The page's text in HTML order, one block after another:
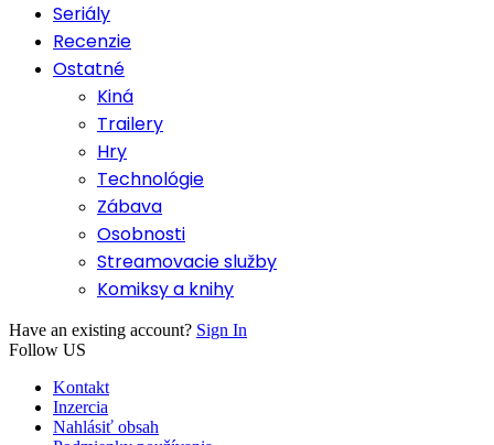
Seriály
Recenzie
Ostatné
Kiná
Trailery
Hry
Technológie
Zábava
Osobnosti
Streamovacie služby
Komiksy a knihy
Have an existing account? Sign In
Follow US
Kontakt
Inzercia
Nahlásiť obsah